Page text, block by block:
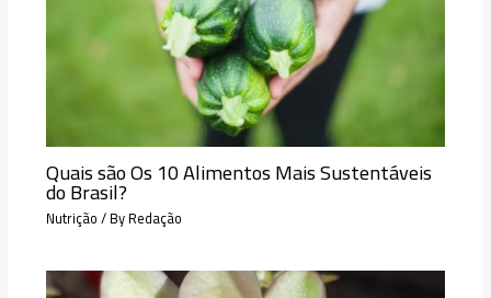
Quais são Os 10 Alimentos Mais Sustentáveis
do Brasil?
Nutrição/ ByRedação